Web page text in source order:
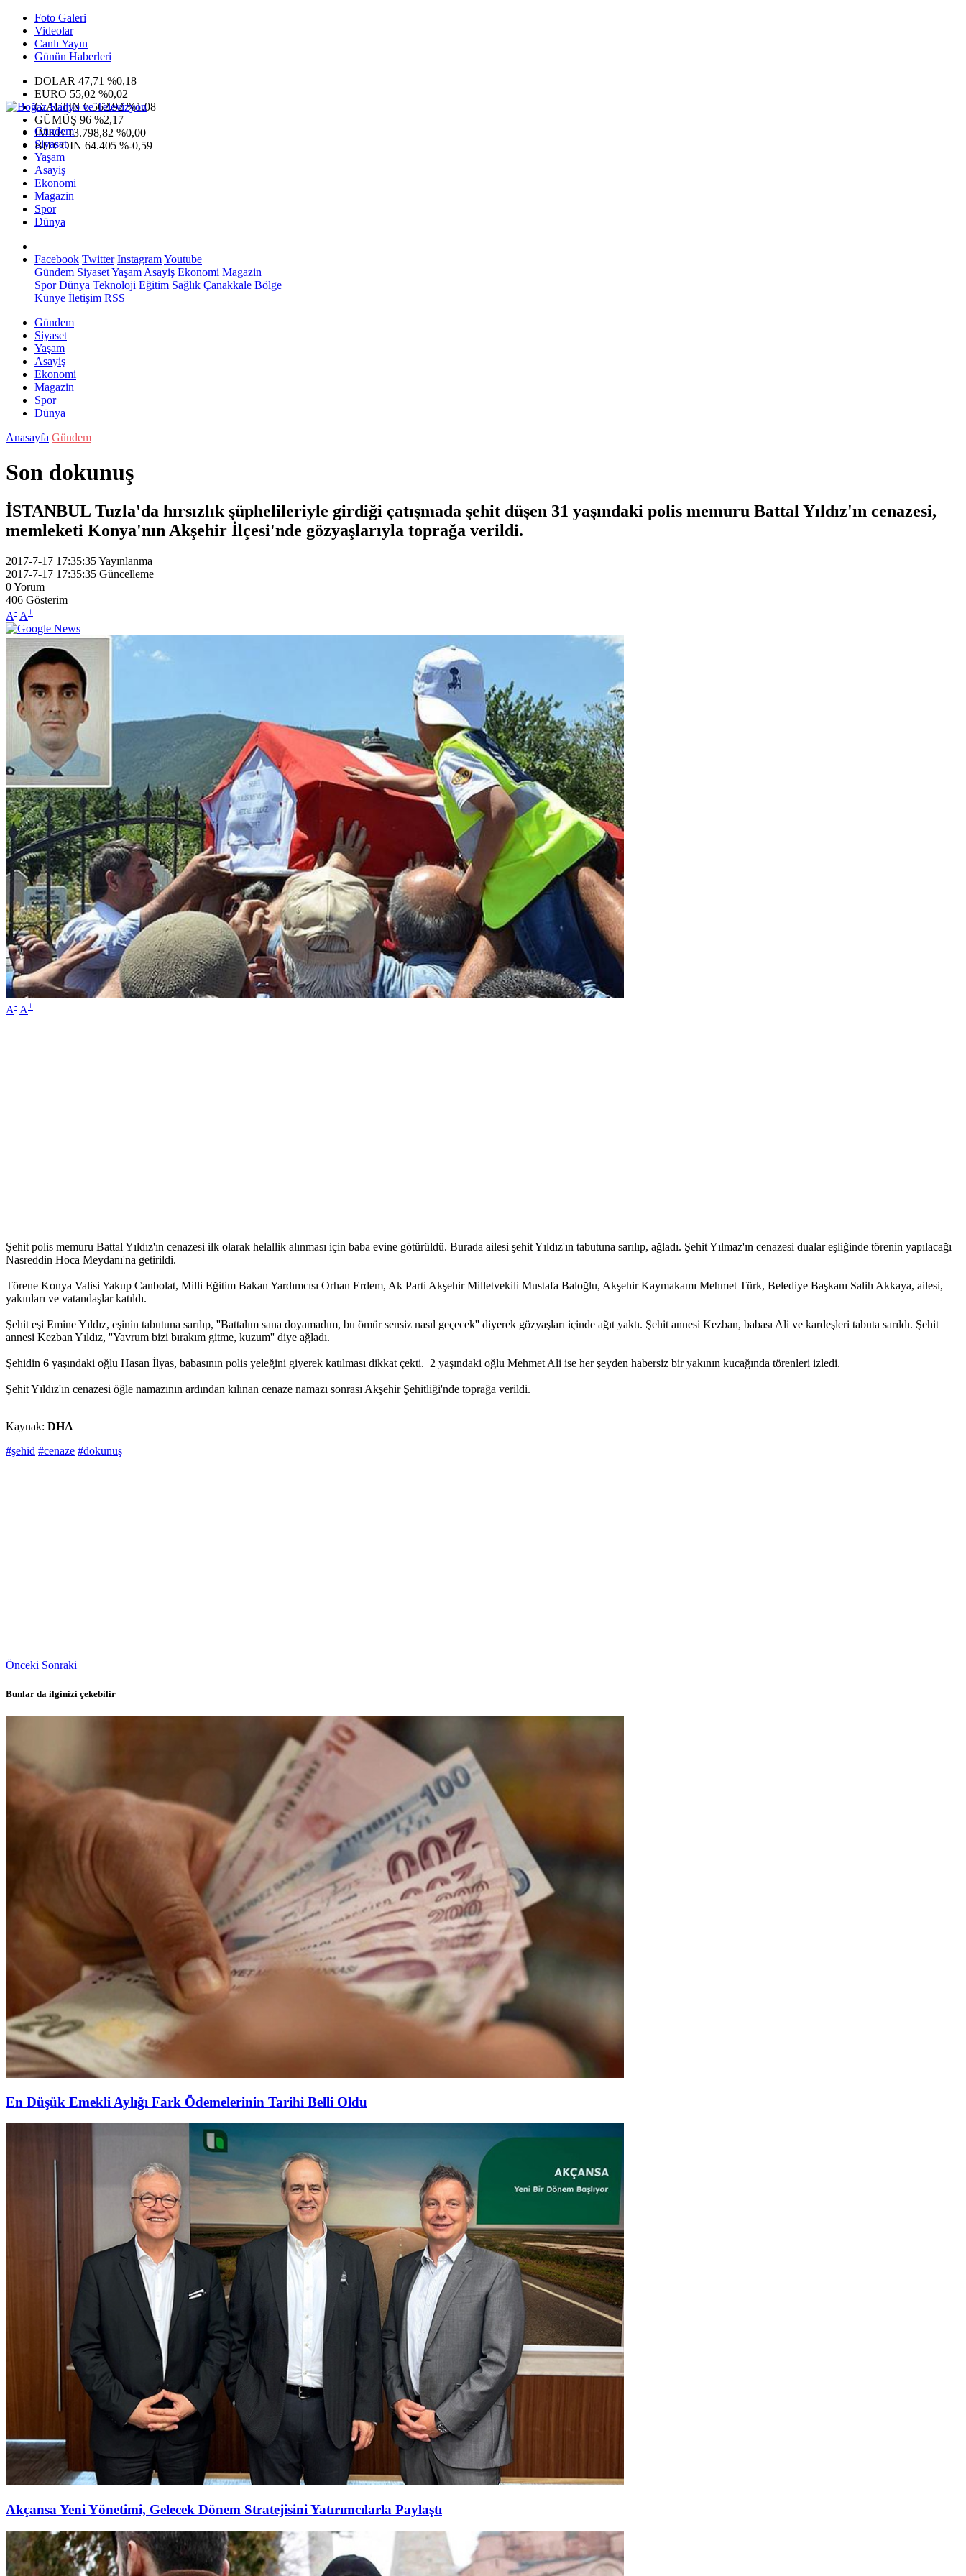
Foto Galeri
Videolar
Canlı Yayın
Günün Haberleri
DOLAR 47,71 %0,18
EURO 55,02 %0,02
G.ALTIN6.562,92 %1,08
GÜMÜŞ 96 %2,17
IMKB13.798,82 %0,00
BITCOIN 64.405 %-0,59
Gündem
Siyaset
Yaşam
Asayiş
Ekonomi
Magazin
Spor
Dünya
Facebook Twitter InstagramYoutube
Gündem SiyasetYaşam Asayiş Ekonomi Magazin
SporDünya Teknoloji Eğitim Sağlık Çanakkale Bölge
Künye İletişim RSS
Gündem
Siyaset
Yaşam
Asayiş
Ekonomi
Magazin
Spor
Dünya
Anasayfa Gündem
Son dokunuş
İSTANBUL Tuzla'da hırsızlık şüphelileriyle girdiği çatışmada şehit düşen 31 yaşındaki polis memuru Battal Yıldız'ın cenazesi,
memleketi Konya'nın Akşehir İlçesi'nde gözyaşlarıyla toprağa verildi.
2017-7-17 17:35:35Yayınlanma
2017-7-17 17:35:35 Güncelleme
0Yorum
406 Gösterim
A- A+
A- A+
Şehit polis memuru Battal Yıldız'ın cenazesi ilk olarak helallik alınması için baba evine götürüldü. Burada ailesi şehit Yıldız'ın tabutuna sarılıp, ağladı. Şehit Yılmaz'ın cenazesi dualar eşliğinde törenin yapılacağı
Nasreddin Hoca Meydanı'na getirildi.
Törene Konya Valisi Yakup Canbolat, Milli Eğitim Bakan Yardımcısı Orhan Erdem, Ak Parti Akşehir Milletvekili Mustafa Baloğlu, Akşehir Kaymakamı Mehmet Türk, Belediye Başkanı Salih Akkaya, ailesi,
yakınları ve vatandaşlar katıldı.
Şehit eşi Emine Yıldız, eşinin tabutuna sarılıp, ''Battalım sana doyamadım, bu ömür sensiz nasıl geçecek'' diyerek gözyaşları içinde ağıt yaktı. Şehit annesi Kezban, babası Ali ve kardeşleri tabuta sarıldı. Şehit
annesi Kezban Yıldız, ''Yavrum bizi bırakım gitme, kuzum'' diye ağladı.
Şehidin 6 yaşındaki oğlu Hasan İlyas, babasının polis yeleğini giyerek katılması dikkat çekti. 2 yaşındaki oğlu Mehmet Ali ise her şeyden habersiz bir yakının kucağında törenleri izledi.
Şehit Yıldız'ın cenazesi öğle namazının ardından kılınan cenaze namazı sonrası Akşehir Şehitliği'nde toprağa verildi.
Kaynak: DHA
#şehid #cenaze #dokunuş
Önceki Sonraki
Bunlar da ilginizi çekebilir
En Düşük Emekli Aylığı Fark Ödemelerinin Tarihi Belli Oldu
Akçansa Yeni Yönetimi, Gelecek Dönem Stratejisini Yatırımcılarla Paylaştı